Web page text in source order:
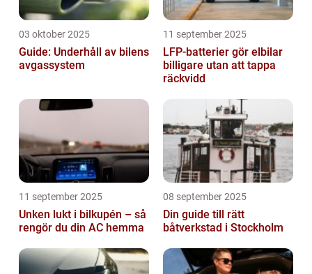
03 oktober 2025
Guide: Underhåll av bilens
avgassystem
11 september 2025
LFP-batterier gör elbilar
billigare utan att tappa
räckvidd
11 september 2025
Unken lukt i bilkupén – så
rengör du din AC hemma
08 september 2025
Din guide till rätt
båtverkstad i Stockholm